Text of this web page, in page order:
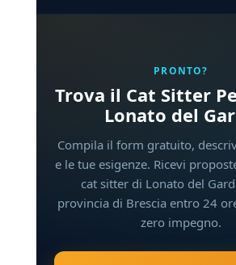
PRONTO?
Trova il Cat Sitter
Lonato del
Compila il form gratuito,
e le tue esigenze. Ricevi
cat sitter di Lonato del
provincia di Brescia entro 24
zero impegno.